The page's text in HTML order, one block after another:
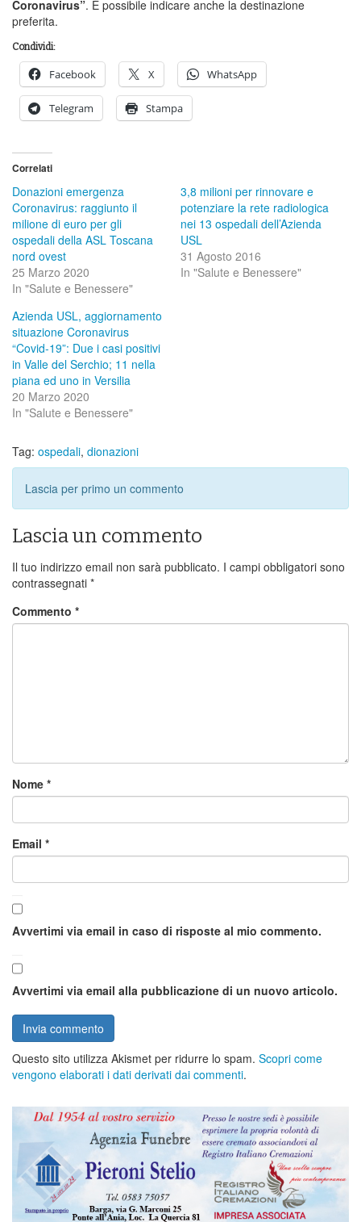
Coronavirus”. È possibile indicare anche la destinazione
preferita.
Condividi:
Facebook X WhatsApp
Telegram Stampa
Correlati
Donazioni emergenza
Coronavirus: raggiunto il
milione di euro per gli
ospedali della ASL Toscana
nord ovest
25 Marzo 2020
In "Salute e Benessere"
3,8 milioni per rinnovare e
potenziare la rete radiologica
nei 13 ospedali dell’Azienda
USL
31 Agosto 2016
In "Salute e Benessere"
Azienda USL, aggiornamento
situazione Coronavirus
“Covid-19”: Due i casi positivi
in Valle del Serchio; 11 nella
piana ed uno in Versilia
20 Marzo 2020
In "Salute e Benessere"
Tag: ospedali, dionazioni
Lascia per primo un commento
Lascia un commento
Il tuo indirizzo email non sarà pubblicato. I campi obbligatori sono
contrassegnati *
Commento *
Nome *
Email *
Avvertimi via email in caso di risposte al mio commento.
Avvertimi via email alla pubblicazione di un nuovo articolo.
Questo sito utilizza Akismet per ridurre lo spam. Scopri come
vengono elaborati i dati derivati dai commenti.